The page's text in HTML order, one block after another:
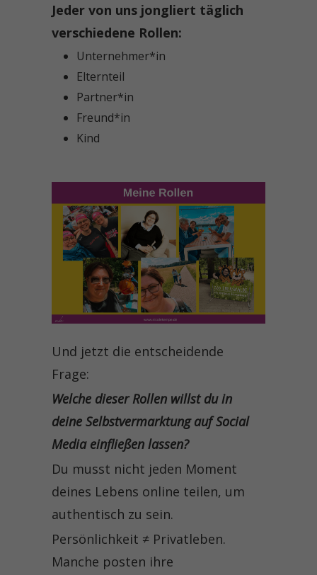
Jeder von uns jongliert täglich
verschiedene Rollen:
Unternehmer*in
Elternteil
Partner*in
Freund*in
Kind
Und jetzt die entscheidende
Frage:
Welche dieser Rollen willst du in
deine Selbstvermarktung auf Social
Media einfließen lassen?
Du musst nicht jeden Moment
deines Lebens online teilen, um
authentisch zu sein.
Persönlichkeit ≠ Privatleben.
Manche posten ihre